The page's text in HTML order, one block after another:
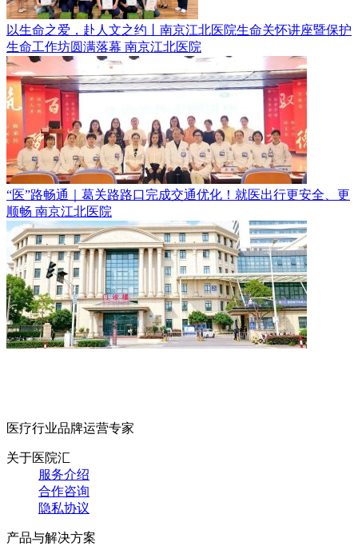
以生命之爱，赴人文之约丨南京江北医院生命关怀讲座暨保护
生命工作坊圆满落幕 南京江北医院
“医”路畅通｜葛关路路口完成交通优化！就医出行更安全、更
顺畅 南京江北医院
医疗行业品牌运营专家
关于医院汇
服务介绍
合作咨询
隐私协议
产品与解决方案